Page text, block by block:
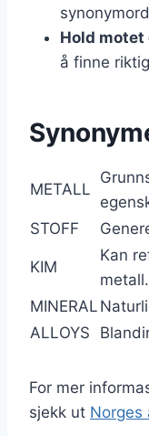
Hold motet
å finne
METALL
STOFF
KIM
Kan
metall.
MINERAL
ALLOYS
For mer
sjekk ut Norges